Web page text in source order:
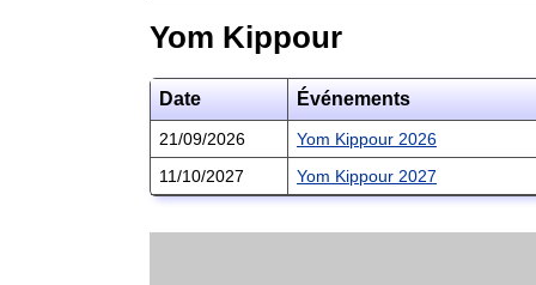
Yom Kippour
Date Événements
21/09/2026
Yom Kippour 2026
11/10/2027
Yom Kippour 2027